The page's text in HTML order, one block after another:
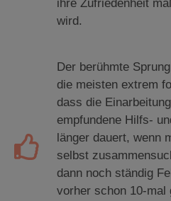
ihre Zufriedenheit
wird.
Der berühmte
die meisten extrem
dass die
empfundene Hilfs-
länger dauert, wenn
selbst
dann noch ständig
vorher schon 10-mal